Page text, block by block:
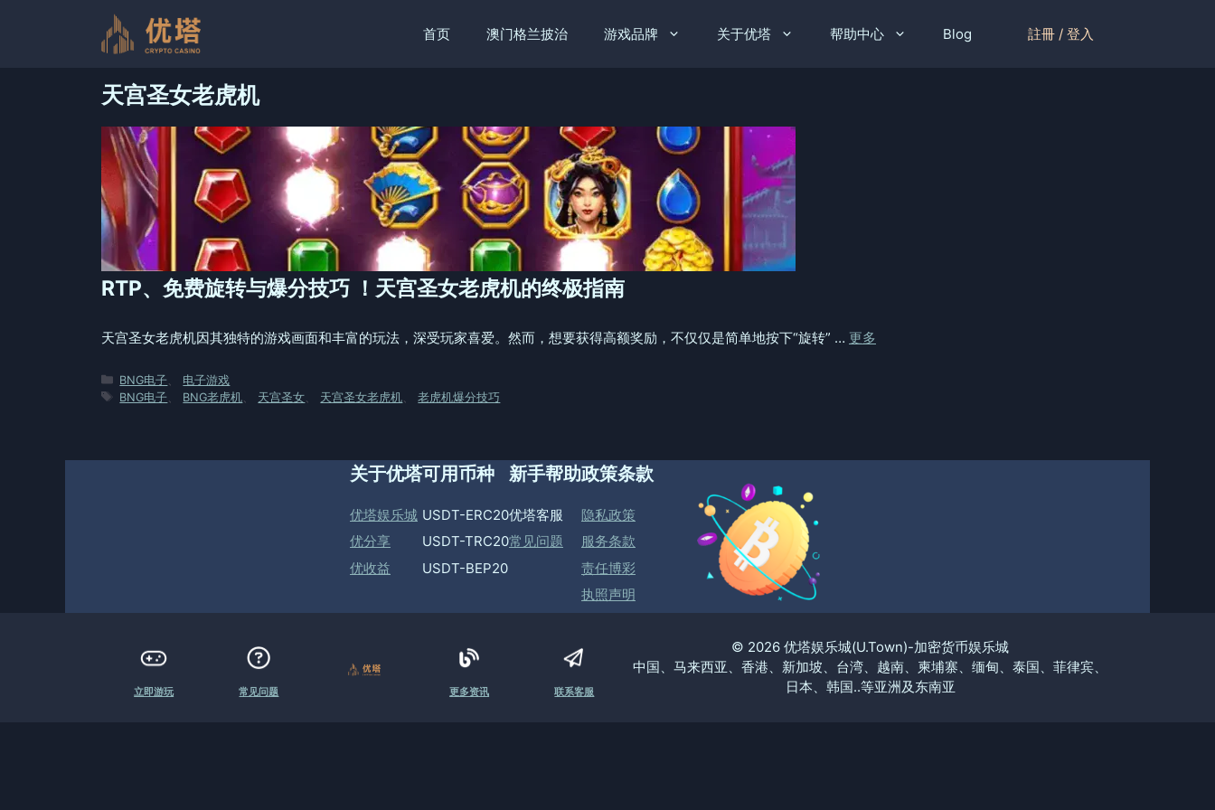
首页 澳门格兰披治 游戏品牌 关于优塔 帮助中心 Blog 註冊 / 登入
天宫圣女老虎机
RTP、免费旋转与爆分技巧 ！天宫圣女老虎机的终极指南
天宫圣女老虎机因其独特的游戏画面和丰富的玩法，深受玩家喜爱。然而，想要获得高额奖励，不仅仅是简单地按下“旋转” … 更多
分
类
BNG电子
电子游戏
标
BNG电子 BNG老虎机 天宫圣女 天宫圣女老虎机 、老虎机爆分技巧
关于优塔
优塔娱乐城
优分享
优收益
可用币种
USDT-ERC20
USDT-TRC20
USDT-BEP20
新手帮助
优塔客服
常见问题
政策条款
隐私政策
服务条款
责任博彩
执照声明
立即游玩 常见问题 更多资讯 联系客服
© 2026 优塔娱乐城(U.Town)-加密货币娱乐城
中国、马来西亚、香港、新加坡、台湾、越南、柬埔寨、缅甸、泰国、菲律宾、
日本、韩国..等亚洲及东南亚